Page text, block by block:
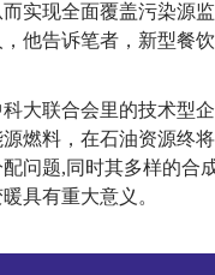
实现全面覆盖污染源
他告诉笔者，新型餐
大联合会里的技术型
燃料，在石油资源终
问题,同时其多样的合
具有重大意义。